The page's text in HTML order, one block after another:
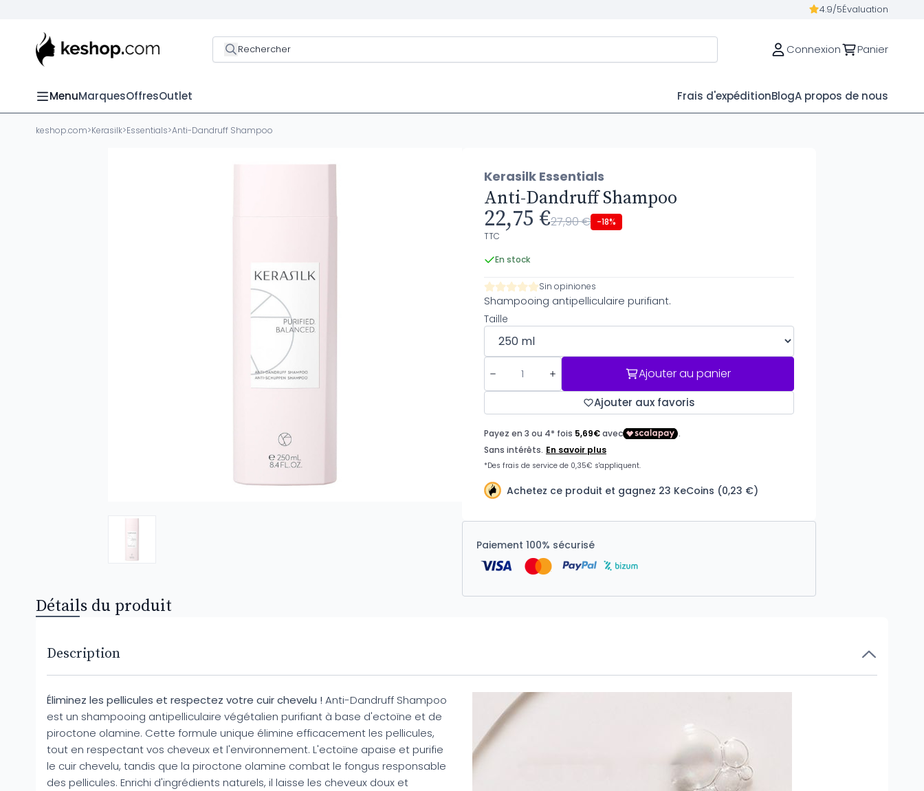
4.9/5Évaluation
Rechercher Connexion Panier
MenuMarquesOffresOutlet Frais d'expéditionBlogA propos de nous
keshop.com>Kerasilk>Essentials>Anti-Dandruff Shampoo
Kerasilk Essentials
Anti-Dandruff Shampoo
22,75 €27,90 € -18%
TTC
En stock
Sin opiniones
Shampooing antipelliculaire purifiant.
Taille
Ajouter au panier
Ajouter aux favoris
Achetez ce produit et gagnez 23 KeCoins (0,23 €)
Paiement 100% sécurisé
Détails du produit
Description
Éliminez les pellicules et respectez votre cuir chevelu ! Anti-Dandruff Shampoo
est un shampooing antipelliculaire végétalien purifiant à base d'ectoïne et de
piroctone olamine. Cette formule unique élimine efficacement les pellicules,
tout en respectant vos cheveux et l'environnement. L'ectoïne apaise et purifie
le cuir chevelu, tandis que la piroctone olamine combat le fongus responsable
des pellicules. Enrichi d'ingrédients naturels, il laisse les cheveux doux et